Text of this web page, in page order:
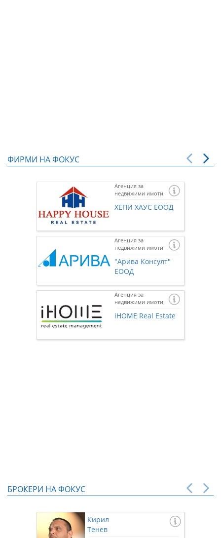
ФИРМИ НА ФОКУС
Агенция за
недвижими имоти
ХЕПИ ХАУС ЕООД
Агенция за
недвижими имоти
"Арива Консулт"
ЕООД
Агенция за
недвижими имоти
iHOME Real Estate
БРОКЕРИ НА ФОКУС
Кирил
Тенев